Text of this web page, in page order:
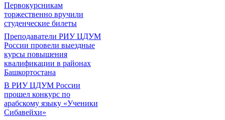
Первокурсникам
торжественно вручили
студенческие билеты
Преподаватели РИУ ЦДУМ
России провели выездные
курсы повышения
квалификации в районах
Башкортостана
В РИУ ЦДУМ России
прошел конкурс по
арабскому языку «Ученики
Сибавейхи»